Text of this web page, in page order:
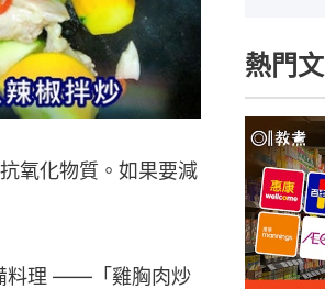
氧化物質。如果要減
料理 ——「雞胸肉炒
熱門